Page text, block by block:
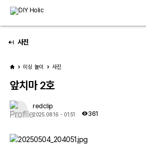
사진
미싱 놀이 사진
앞치마 2호
redclip
2025.08.16 - 01:51 361